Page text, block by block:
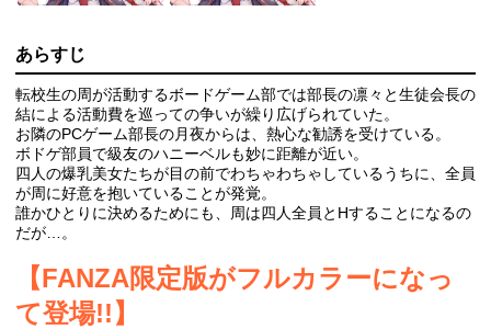
あらすじ
転校生の周が活動するボードゲーム部では部長の凛々と生徒会長の
結による活動費を巡っての争いが繰り広げられていた。
お隣のPCゲーム部長の月夜からは、熱心な勧誘を受けている。
ボドゲ部員で級友のハニーベルも妙に距離が近い。
四人の爆乳美女たちが目の前でわちゃわちゃしているうちに、全員
が周に好意を抱いていることが発覚。
誰かひとりに決めるためにも、周は四人全員とHすることになるの
だが…。
【FANZA限定版がフルカラーになっ
て登場!!】